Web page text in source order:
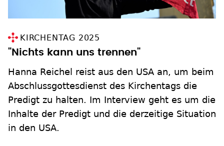
KIRCHENTAG 2025
"Nichts kann uns trennen"
Hanna Reichel reist aus den USA an, um beim
Abschlussgottesdienst des Kirchentags die
Predigt zu halten. Im Interview geht es um die
Inhalte der Predigt und die derzeitige Situation
in den USA.